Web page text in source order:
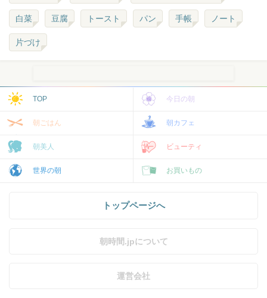
白菜 豆腐 トースト パン 手帳 ノート
片づけ
TOP 今日の朝
朝ごはん 朝カフェ
朝美人 ビューティ
世界の朝 お買いもの
トップページへ
朝時間.jpについて
運営会社